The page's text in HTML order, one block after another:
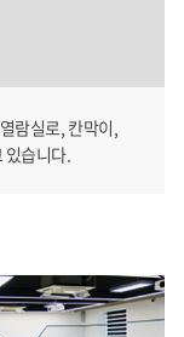
람실로, 칸막이,
있습니다.